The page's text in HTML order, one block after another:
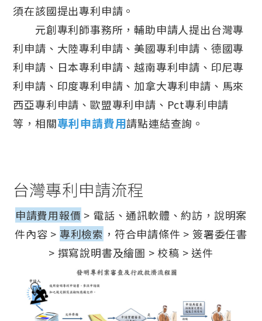
須在該國提出專利申請。
元創專利師事務所，輔助申請人提出台灣專
利申請、大陸專利申請、美國專利申請、德國專
利申請、日本專利申請、越南專利申請、印尼專
利申請、印度專利申請、加拿大專利申請、馬來
西亞專利申請、歐盟專利申請、Pct專利申請
等，相關專利申請費用請點連結查詢。
台灣專利申請流程
申請費用報價 > 電話、通訊軟體、約訪，說明案
件內容 > 專利檢索 ，符合申請條件 > 簽署委任書
> 撰寫說明書及繪圖 > 校稿 > 送件